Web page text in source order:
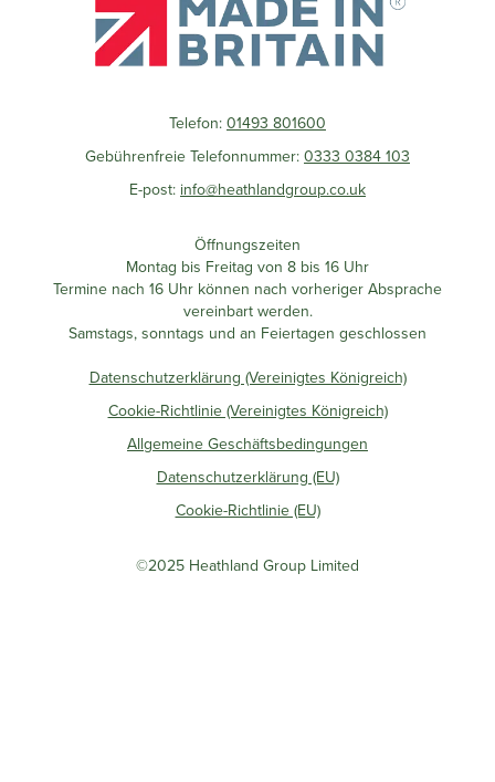
Telefon: 01493 801600
Gebührenfreie Telefonnummer: 0333 0384 103
E-post: info@heathlandgroup.co.uk
Öffnungszeiten
Montag bis Freitag von 8 bis 16 Uhr
Termine nach 16 Uhr können nach vorheriger Absprache
vereinbart werden.
Samstags, sonntags und an Feiertagen geschlossen
Datenschutzerklärung (Vereinigtes Königreich)
Cookie-Richtlinie (Vereinigtes Königreich)
Allgemeine Geschäftsbedingungen
Datenschutzerklärung (EU)
Cookie-Richtlinie (EU)
©2025 Heathland Group Limited